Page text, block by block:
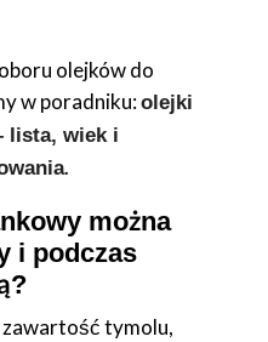
olejków do
w poradniku:olejki
lista, wiek i
.
można
i podczas
zawartość tymolu,